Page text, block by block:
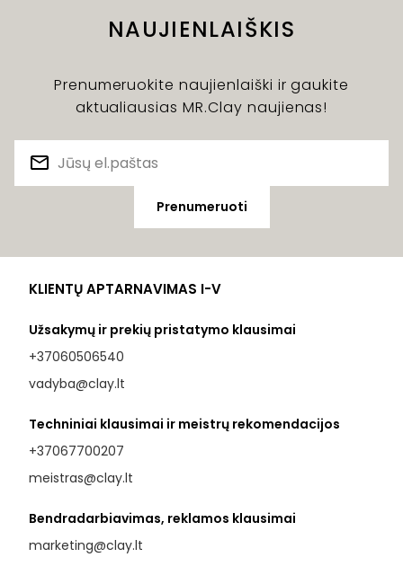
NAUJIENLAIŠKIS
Prenumeruokite naujienlaiški ir gaukite
aktualiausias MR.Clay naujienas!
Prenumeruoti
KLIENTŲ APTARNAVIMAS I-V
Užsakymų ir prekių pristatymo klausimai
+37060506540
vadyba@clay.lt
Techniniai klausimai ir meistrų rekomendacijos
+37067700207
meistras@clay.lt
Bendradarbiavimas, reklamos klausimai
marketing@clay.lt